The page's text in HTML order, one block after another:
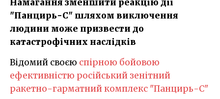
Намагання зменшити реакцію дії
"Панцирь-С" шляхом виключення
людини може призвести до
катастрофічних наслідків
Відомий своєю спірною бойовою
ефективністю російський зенітний
ракетно-гарматний комплекс "Панцирь-С"